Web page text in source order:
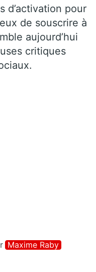
d’activation pour
de souscrire à
aujourd’hui
critiques
Maxime Raby